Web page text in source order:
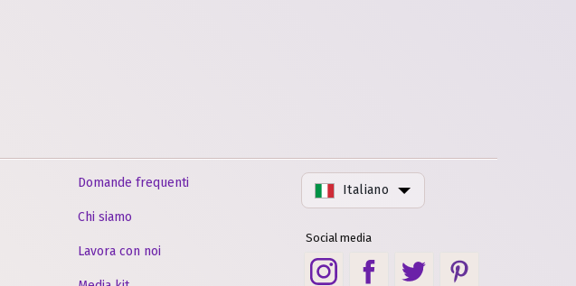
Domande frequenti
Chi siamo
Lavora con noi
Italiano
Social media